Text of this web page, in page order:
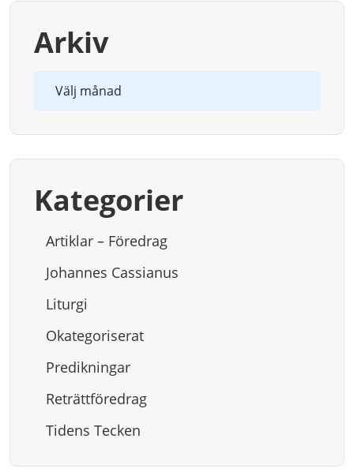
Arkiv
Kategorier
Artiklar – Föredrag
Johannes Cassianus
Liturgi
Okategoriserat
Predikningar
Reträttföredrag
Tidens Tecken